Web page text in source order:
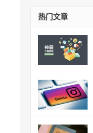
热门文章